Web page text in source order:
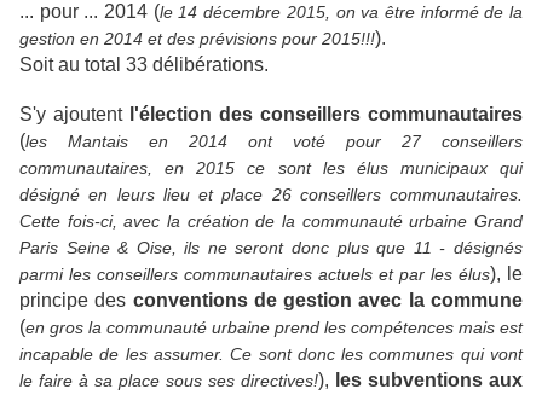
... pour ... 2014 (le 14 décembre 2015, on va être informé de la
gestion en 2014 et des prévisions pour 2015!!!).
Soit au total 33 délibérations.
S'y ajoutent l'élection des conseillers communautaires
(les Mantais en 2014 ont voté pour 27 conseillers
communautaires, en 2015 ce sont les élus municipaux qui
désigné en leurs lieu et place 26 conseillers communautaires.
Cette fois-ci, avec la création de la communauté urbaine Grand
Paris Seine & Oise, ils ne seront donc plus que 11 - désignés
parmi les conseillers communautaires actuels et par les élus), le
principe des conventions de gestion avec la commune
(en gros la communauté urbaine prend les compétences mais est
incapable de les assumer. Ce sont donc les communes qui vont
le faire à sa place sous ses directives!), les subventions aux